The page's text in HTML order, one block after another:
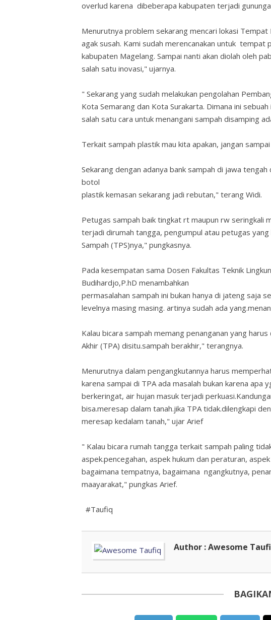
overlud karena dibeberapa kabupaten terjadi
Menurutnya problem sekarang mencari lokasi
agak susah. Kami sudah merencanakan untuk tempat
kabupaten Magelang. Sampai nanti akan diolah oleh
salah satu inovasi," ujarnya.
" Sekarang yang sudah melakukan pengolahan
Kota Semarang dan Kota Surakarta. Dimana ini
salah satu cara untuk menangani sampah disamping
Terkait sampah plastik mau kita apakan, jangan
Sekarang dengan adanya bank sampah di jawa
botol
plastik kemasan sekarang jadi rebutan," terang Widi.
Petugas sampah baik tingkat rt maupun rw seringkali
terjadi dirumah tangga, pengumpul atau petugas
Sampah (TPS)nya," pungkasnya.
Pada kesempatan sama Dosen Fakultas Teknik
Budihardjo,P.hD menambahkan
permasalahan sampah ini bukan hanya di jateng saja
levelnya masing masing. artinya sudah ada
Kalau bicara sampah memang penanganan yang
Akhir (TPA) disitu.sampah berakhir," terangnya.
Menurutnya dalam pengangkutannya harus
karena sampai di TPA ada masalah bukan karena apa
berkeringat, air hujan masuk terjadi
bisa.meresap dalam tanah.jika TPA tidak.dilengkapi
meresap kedalam tanah," ujar Arief
" Kalau bicara rumah tangga terkait sampah paling
aspek.pencegahan, aspek hukum dan peraturan,
bagaimana tempatnya, bagaimana ngangkutnya,
maayarakat," pungkas Arief.
#Taufiq
Author : Awesome